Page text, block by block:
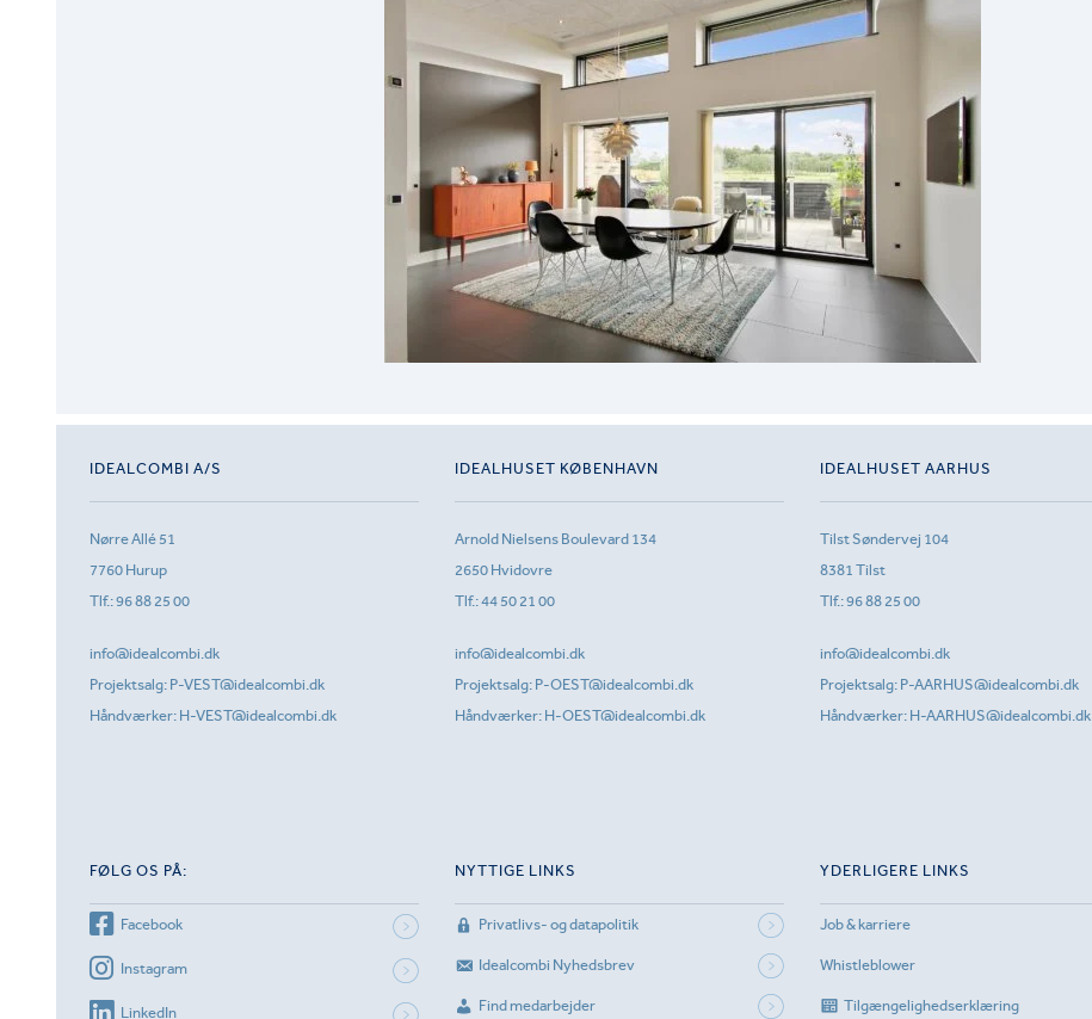
IDEALCOMBI A/S
Nørre Allé 51
7760 Hurup
Tlf.:96 88 25 00
info@idealcombi.dk
Projektsalg: P-VEST@idealcombi.dk
Håndværker: H-VEST@idealcombi.dk
IDEALHUSET KØBENHAVN
Arnold Nielsens Boulevard 134
2650 Hvidovre
Tlf.:44 50 21 00
info@idealcombi.dk
Projektsalg: P-OEST@idealcombi.dk
Håndværker: H-OEST@idealcombi.dk
IDEALHUSET AARHUS
Tilst Søndervej 104
8381 Tilst
Tlf.:96 88 25 00
info@idealcombi.dk
Projektsalg: P-AARHUS@idealcombi.dk
Håndværker: H-AARHUS@idealcombi.dk
FØLG OS PÅ:
Facebook
Instagram
LinkedIn
NYTTIGE LINKS
Privatlivs- og datapolitik
Idealcombi Nyhedsbrev
Find medarbejder
YDERLIGERE LINKS
Job & karriere
Whistleblower
Tilgængelighedserklæring